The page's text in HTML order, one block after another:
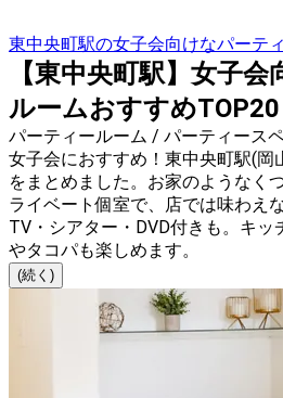
東中央町駅の女子会向けなパーテ
【東中央町駅】女子
ルームおすすめTOP20
パーティールーム / パーティース
女子会におすすめ！東中央町駅(岡
をまとめました。お家のようなく
ライベート個室で、店では味わえ
TV・シアター・DVD付きも。キッ
やタコパも楽しめます。
(続く)